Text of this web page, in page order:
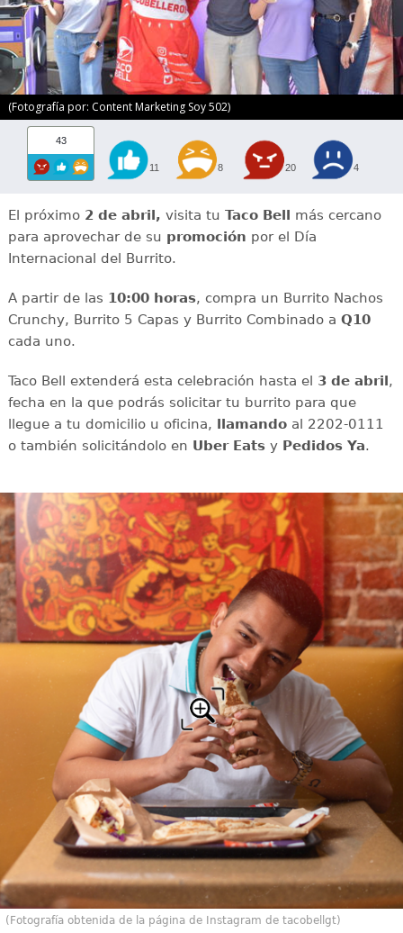
(Fotografía por: Content Marketing Soy 502)
43
11 8 20 4
El próximo 2 de abril, visita tu Taco Bell más cercano
para aprovechar de su promoción por el Día
Internacional del Burrito.
A partir de las 10:00 horas, compra un Burrito Nachos
Crunchy, Burrito 5 Capas y Burrito Combinado a Q10
cada uno.
Taco Bell extenderá esta celebración hasta el 3 de abril,
fecha en la que podrás solicitar tu burrito para que
llegue a tu domicilio u oficina, llamandoal 2202-0111
o también solicitándolo en Uber Eatsy Pedidos Ya.
(Fotografía obtenida de la página de Instagram de tacobellgt)